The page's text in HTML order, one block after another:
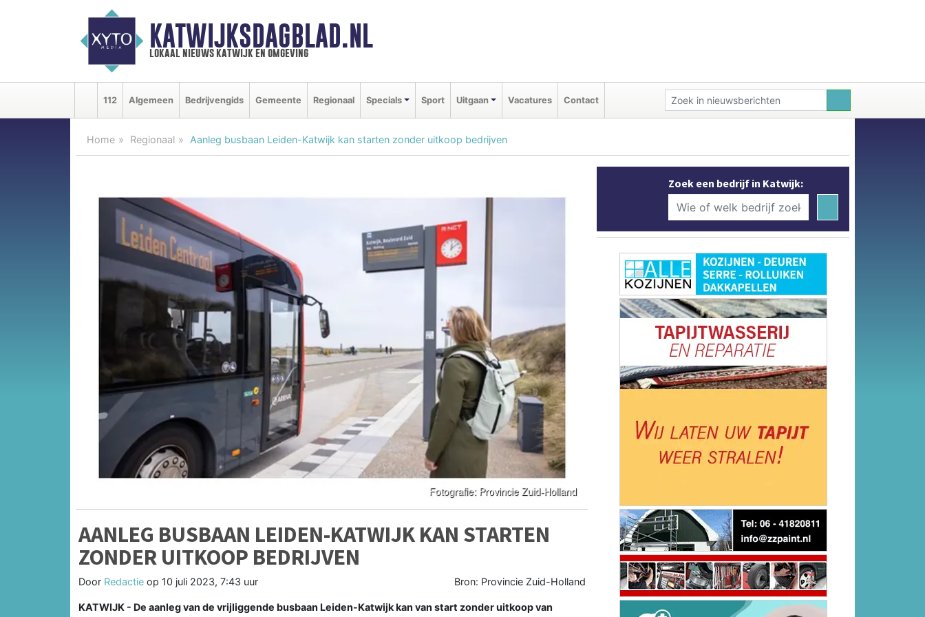
KATWIJKSDAGBLAD.NL
lokaal nieuws katwijk en omgeving
112 Algemeen Bedrijvengids Gemeente Regionaal Specials Sport Uitgaan Vacatures Contact
Home Regionaal Aanleg busbaan Leiden-Katwijk kan starten zonder uitkoop bedrijven
AANLEG BUSBAAN LEIDEN-KATWIJK KAN STARTEN
ZONDER UITKOOP BEDRIJVEN
Door Redactie op 10 juli 2023, 7:43 uur Bron: Provincie Zuid-Holland
KATWIJK - De aanleg van de vrijliggende busbaan Leiden-Katwijk kan van start zonder uitkoop van
Zoek een bedrijf in Katwijk: